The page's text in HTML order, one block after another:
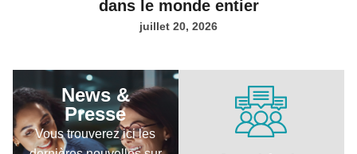
dans le monde entier
juillet 20, 2026
News &
Presse
Vous trouverez ici les